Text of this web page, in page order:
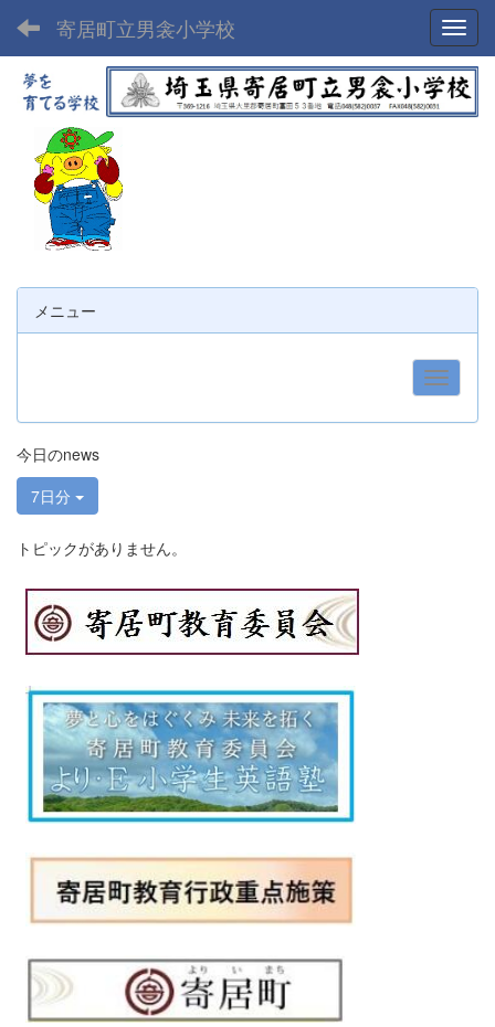
寄居町立男衾小学校
メニュー
今日のnews
7日分
トピックがありません。